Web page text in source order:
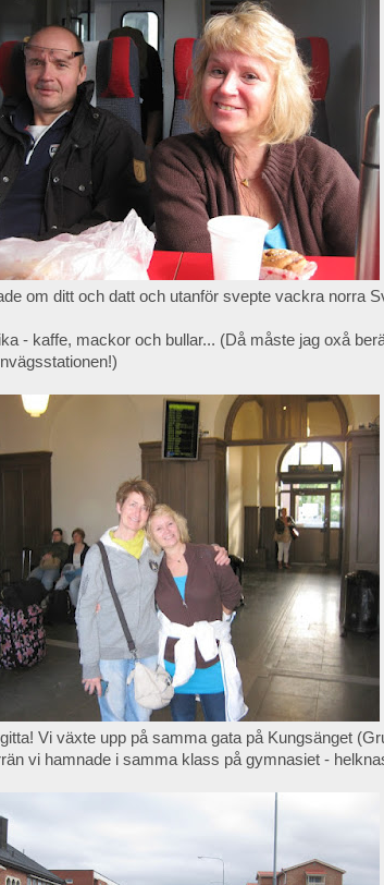
om ditt och datt och utanför svepte vackra norra
- kaffe, mackor och bullar... (Då måste jag oxå
Vi växte upp på samma gata på Kungsänget
vi hamnade i samma klass på gymnasiet -